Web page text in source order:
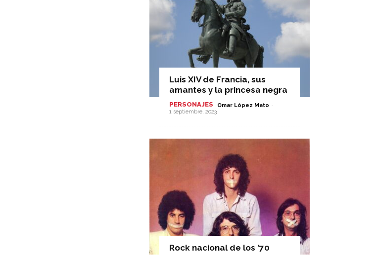
Luis XIV de Francia, sus
amantes y la princesa negra
PERSONAJES Omar López Mato -
1 septiembre, 2023
Rock nacional de los ’70